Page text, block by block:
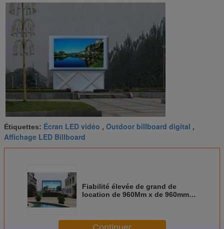
Étiquettes: Écran LED vidéo , Outdoor billboard digital ,
Affichage LED Billboard
Fiabilité élevée de grand de
location de 960Mm x de 960mm